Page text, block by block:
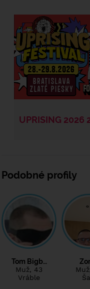
Podobné profily
Tom Bigb…
Muž, 43
Vráble
Muž